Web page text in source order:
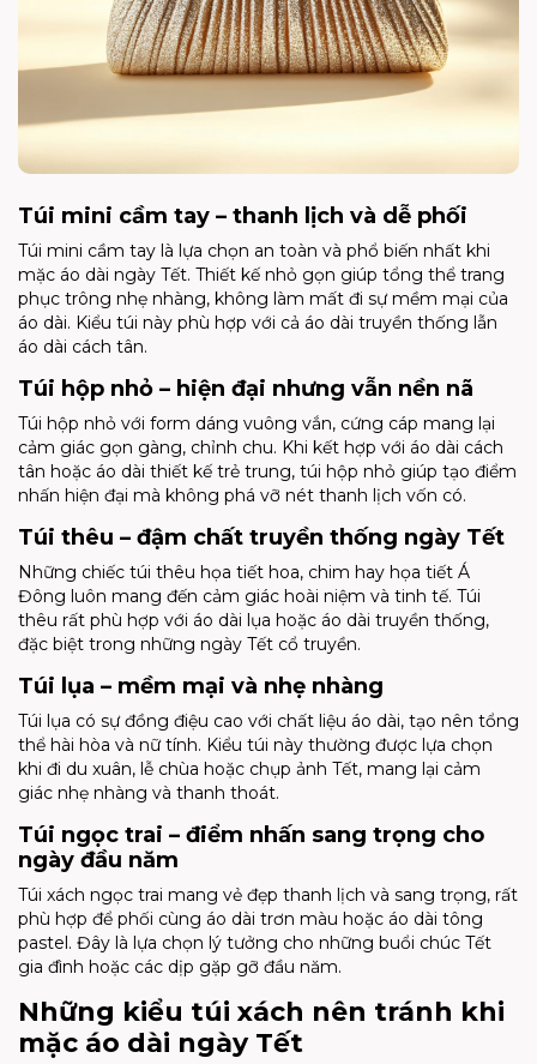
Túi mini cầm tay – thanh lịch và dễ phối
Túi mini cầm tay là lựa chọn an toàn và phổ biến nhất khi
mặc áo dài ngày Tết. Thiết kế nhỏ gọn giúp tổng thể trang
phục trông nhẹ nhàng, không làm mất đi sự mềm mại của
áo dài. Kiểu túi này phù hợp với cả áo dài truyền thống lẫn
áo dài cách tân.
Túi hộp nhỏ – hiện đại nhưng vẫn nền nã
Túi hộp nhỏ với form dáng vuông vắn, cứng cáp mang lại
cảm giác gọn gàng, chỉnh chu. Khi kết hợp với áo dài cách
tân hoặc áo dài thiết kế trẻ trung, túi hộp nhỏ giúp tạo điểm
nhấn hiện đại mà không phá vỡ nét thanh lịch vốn có.
Túi thêu – đậm chất truyền thống ngày Tết
Những chiếc túi thêu họa tiết hoa, chim hay họa tiết Á
Đông luôn mang đến cảm giác hoài niệm và tinh tế. Túi
thêu rất phù hợp với áo dài lụa hoặc áo dài truyền thống,
đặc biệt trong những ngày Tết cổ truyền.
Túi lụa – mềm mại và nhẹ nhàng
Túi lụa có sự đồng điệu cao với chất liệu áo dài, tạo nên tổng
thể hài hòa và nữ tính. Kiểu túi này thường được lựa chọn
khi đi du xuân, lễ chùa hoặc chụp ảnh Tết, mang lại cảm
giác nhẹ nhàng và thanh thoát.
Túi ngọc trai – điểm nhấn sang trọng cho
ngày đầu năm
Túi xách ngọc trai mang vẻ đẹp thanh lịch và sang trọng, rất
phù hợp để phối cùng áo dài trơn màu hoặc áo dài tông
pastel. Đây là lựa chọn lý tưởng cho những buổi chúc Tết
gia đình hoặc các dịp gặp gỡ đầu năm.
Những kiểu túi xách nên tránh khi
mặc áo dài ngày Tết